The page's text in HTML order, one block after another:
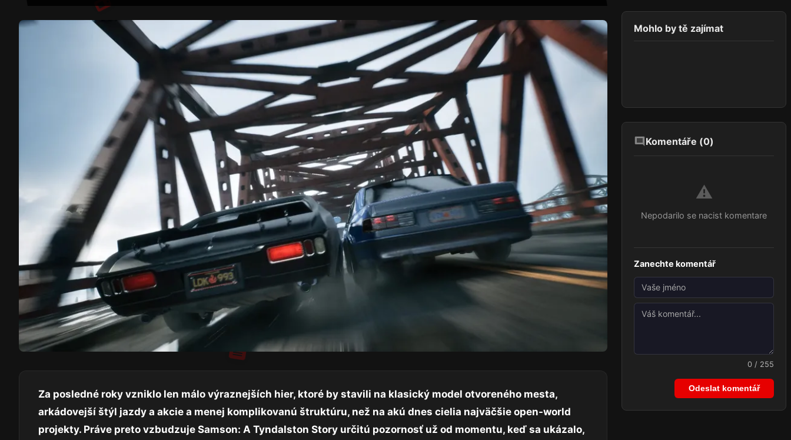
Za posledné roky vzniklo len málo výraznejších hier, ktoré by stavili na klasický model otvoreného mesta,
arkádovejší štýl jazdy a akcie a menej komplikovanú štruktúru, než na akú dnes cielia najväčšie open-world
projekty. Práve preto vzbudzuje Samson: A Tyndalston Story určitú pozornosť už od momentu, keď sa ukázalo,
Mohlo by tě zajímat
Komentáře (0)
⚠️
Nepodarilo se nacist komentare
Zanechte komentář
0 / 255
Odeslat komentář